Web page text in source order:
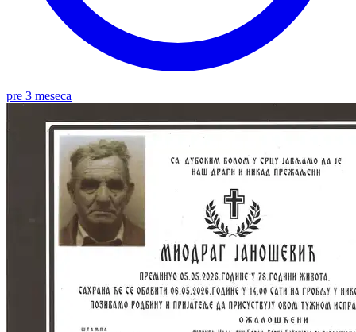
pre 3 meseca